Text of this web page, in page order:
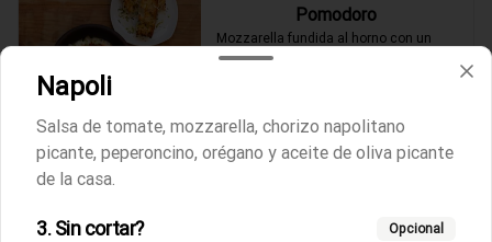
Pomodoro
Mozzarella fundida al horno con un
toque de nuestro pomodoro, orégano y
queso parmesano fresco acompañado
Napoli
Salsa de tomate, mozzarella, chorizo napolitano
picante, peperoncino, orégano y aceite de oliva picante
de la casa.
3. Sin cortar? Opcional